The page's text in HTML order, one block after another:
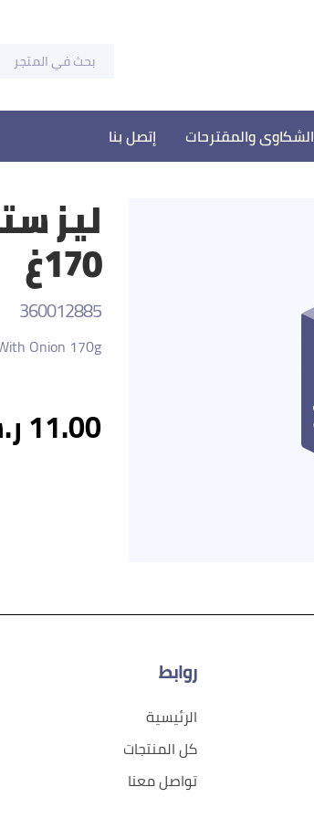
الشكاوى والمقترحات إتصل بنا
ليز
170غ
360012885
Onion 170g
11.00 ر.س
روابط
الرئيسية
كل المنتجات
تواصل معنا